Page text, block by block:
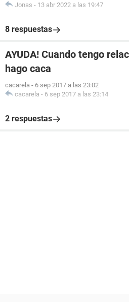
Jonas - 13 abr 2022 a las 19:47
8 respuestas
AYUDA! Cuando tengo
hago caca
cacarela - 6 sep 2017 a las 23:02
cacarela - 6 sep 2017 a las 23:14
2 respuestas